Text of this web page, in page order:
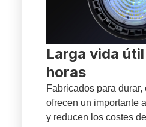
Larga vida
horas
Fabricados para durar,
ofrecen un importante
y reducen los costes